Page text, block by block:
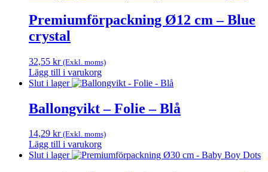
Premiumförpackning Ø12 cm – Blue
crystal
32,55 kr (Exkl. moms)
Lägg till i varukorg
Slut i lager
Ballongvikt – Folie – Blå
14,29 kr (Exkl. moms)
Lägg till i varukorg
Slut i lager